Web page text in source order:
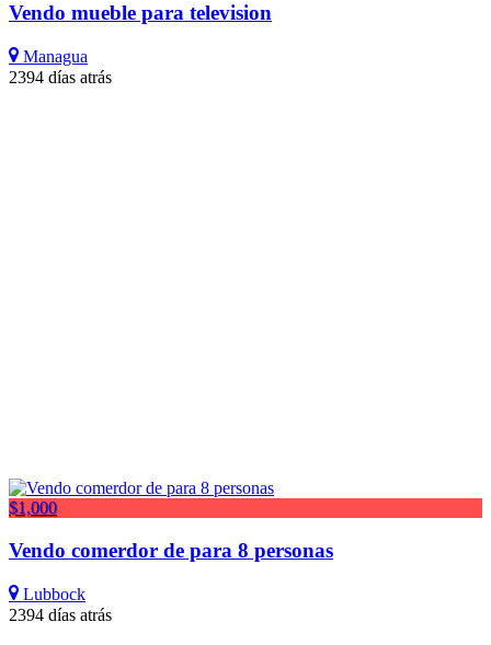
Vendo mueble para television
Managua
2394 días atrás
$1,000
Vendo comerdor de para 8 personas
Lubbock
2394 días atrás